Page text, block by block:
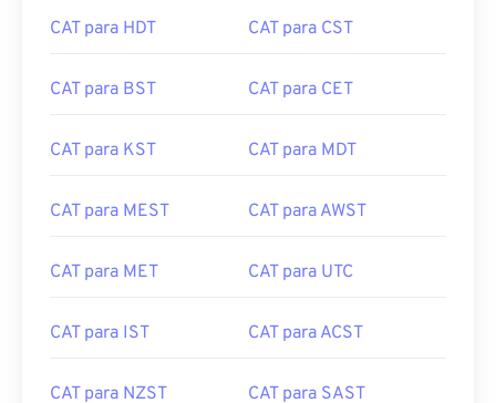
CAT para HDT CAT para CST
CAT para BST CAT para CET
CAT para KST CAT para MDT
CAT para MEST CAT para AWST
CAT para MET CAT para UTC
CAT para IST CAT para ACST
CAT para NZST CAT para SAST